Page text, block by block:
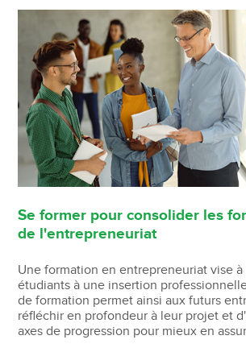
Se former pour consolider les
de l'entrepreneuriat
Une formation en entrepreneuriat vise à
étudiants à une insertion
de formation permet ainsi aux futurs
réfléchir en profondeur à leur projet et
axes de progression pour mieux en